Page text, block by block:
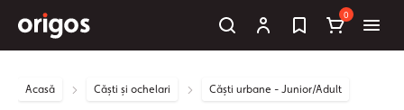
0
Acasă Căști și ochelari Căști urbane - Junior/Adult